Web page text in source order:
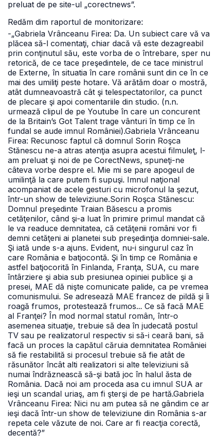
preluat de pe site-ul „corectnews”.
Redăm dim raportul de monitorizare:
-„Gabriela Vrânceanu Firea: Da. Un subiect care vă va
plăcea să-l comentaţi, chiar dacă vă este dezagreabil
prin conţinutul său, este vorba de o întrebare, sper nu
retorică, de ce tace preşedintele, de ce tace ministrul
de Externe, în situatia în care românii sunt din ce în ce
mai des umiliţi peste hotare. Vă arătăm doar o mostră,
atât dumneavoastră cât şi telespectatorilor, ca punct
de plecare şi apoi comentariile din studio. (n.n.
urmează clipul de pe Youtube în care un concurent
de la Britain’s Got Talent trage vânturi în timp ce în
fundal se aude imnul României).Gabriela Vrânceanu
Firea: Recunosc faptul că domnul Sorin Roşca
Stănescu ne-a atras atenţia asupra acestui filmuleţ, l-
am preluat şi noi de pe CorectNews, spuneţi-ne
câteva vorbe despre el. Mie mi se pare apogeul de
umilinţă la care putem fi supuşi. Imnul naţional
acompaniat de acele gesturi cu microfonul la şezut,
într-un show de televiziune.Sorin Roşca Stănescu:
Domnul preşedinte Traian Băsescu a promis
cetăţenilor, când şi-a luat în primire primul mandat că
le va readuce demnitatea, că cetăţenii români vor fi
demni cetăţeni ai planetei sub preşedinţia domniei-sale.
Şi iată unde s-a ajuns. Evident, nu-i singurul caz în
care România e batjocontă. Şi în timp ce România e
astfel batjocorită în Finlanda, Franţa, SUA, cu mare
întârziere şi abia sub presiunea opiniei publice şi a
presei, MAE dă nişte comunicate palide, ca pe vremea
comunismului. Se adresează MAE francez de pildă şi îi
roagă frumos, protestează frumos... Ce să facă MAE
al Franţei? În mod normal statul român, într-o
asemenea situaţie, trebuie să dea în judecată postul
TV sau pe realizatorul respectiv si să-i ceară bani, să
facă un proces la capătul căruia demnitatea României
să fie restabilită si procesul trebuie să fie atât de
răsunător încât alti realizatori si alte televiziuni să
numai îndrăznească să-şi bată joc în halul ăsta de
România. Dacă noi am proceda asa cu imnul SUA ar
ieşi un scandal uriaş, am fi şterşi de pe hartă.Gabriela
Vrânceanu Firea: Nici nu am putea să ne gândim ce ar
ieşi dacă într-un show de televiziune din România s-ar
repeta cele văzute de noi. Care ar fi reacţia corectă,
decentă?”